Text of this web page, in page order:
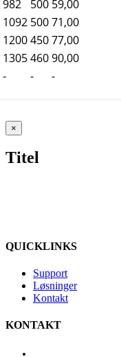
982
500 59,00
1092 50071,00
120045077,00
130546090,00
-
- -
Close
product
view
×
Titel
QUICKLINKS
Support
Løsninger
Kontakt
KONTAKT